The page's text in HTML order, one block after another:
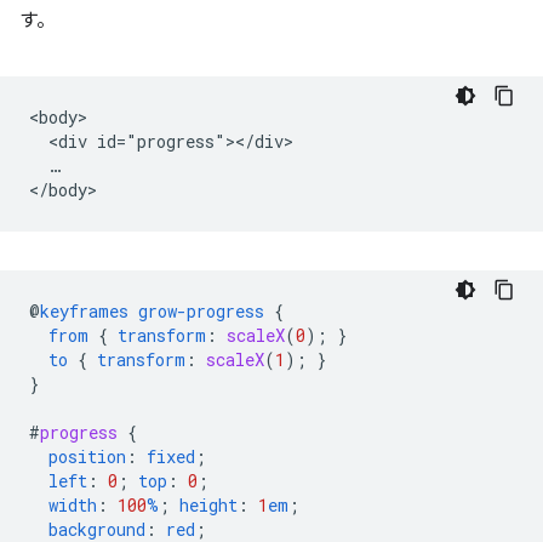
す。
<body>
  <div id="progress"></div>
  …
@keyframes grow-progress {
from { transform : scaleX(0);
}
to { transform : scaleX(1 );
}
}
#progress {
position : fixed ;
left : 0 ; top : 0 ;
width : 100% ; height : 1 em ;
background : red ;